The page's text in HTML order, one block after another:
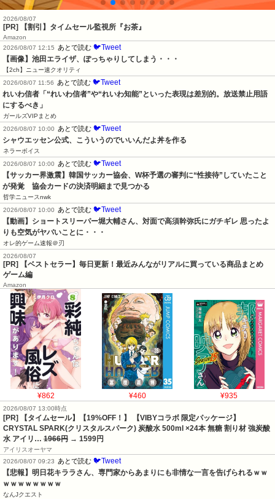
2026/08/07
[PR] 【割引】タイムセール監視所『お茶』
Amazon
2026/08/07 12:15
あとで読む 🐦Tweet
【画像】池田エライザ、ぽっちゃりしてしまう・・・
【2ch】ニュー速クオリティ
2026/08/07 11:56
あとで読む 🐦Tweet
れいわ信者「“れいわ信者”や“れいわ知能”といった表現は差別的。放送禁止用語
にするべき」
ガールズVIPまとめ
2026/08/07 10:00
あとで読む 🐦Tweet
シャウエッセン公式、こういうのでいいんだよ丼を作る
ネラーボイス
2026/08/07 10:00
あとで読む 🐦Tweet
【サッカー界激震】韓国サッカー協会、W杯予選の審判に“性接待”していたこと
が発覚　協会カードの決済明細まで見つかる
哲学ニュースnwk
2026/08/07 10:00
あとで読む 🐦Tweet
【動画】ショートスリーパー堀大輔さん、対面で高須幹弥氏にガチギレ 思ったよ
りも空気がヤバいことに・・・
オレ的ゲーム速報＠刃
2026/08/07
[PR] 【ベストセラー】毎日更新！最近みんながリアルに買っている商品まとめ
ゲーム編
Amazon
¥862 ¥460 ¥935
2026/08/07 13:00時点
[PR] 【タイムセール】【19%OFF！】 【VIBYコラボ 限定パッケージ】
CRYSTAL SPARK(クリスタルスパーク) 炭酸水 500ml ×24本 無糖 割り材 強炭酸
水 アイリ… 1966円 → 1599円
アイリスオーヤマ
2026/08/07 09:23
あとで読む 🐦Tweet
【悲報】明日花キララさん、専門家からあまりにも非情な一言を告げられるｗｗ
ｗｗｗｗｗｗｗｗ
なんJクエスト